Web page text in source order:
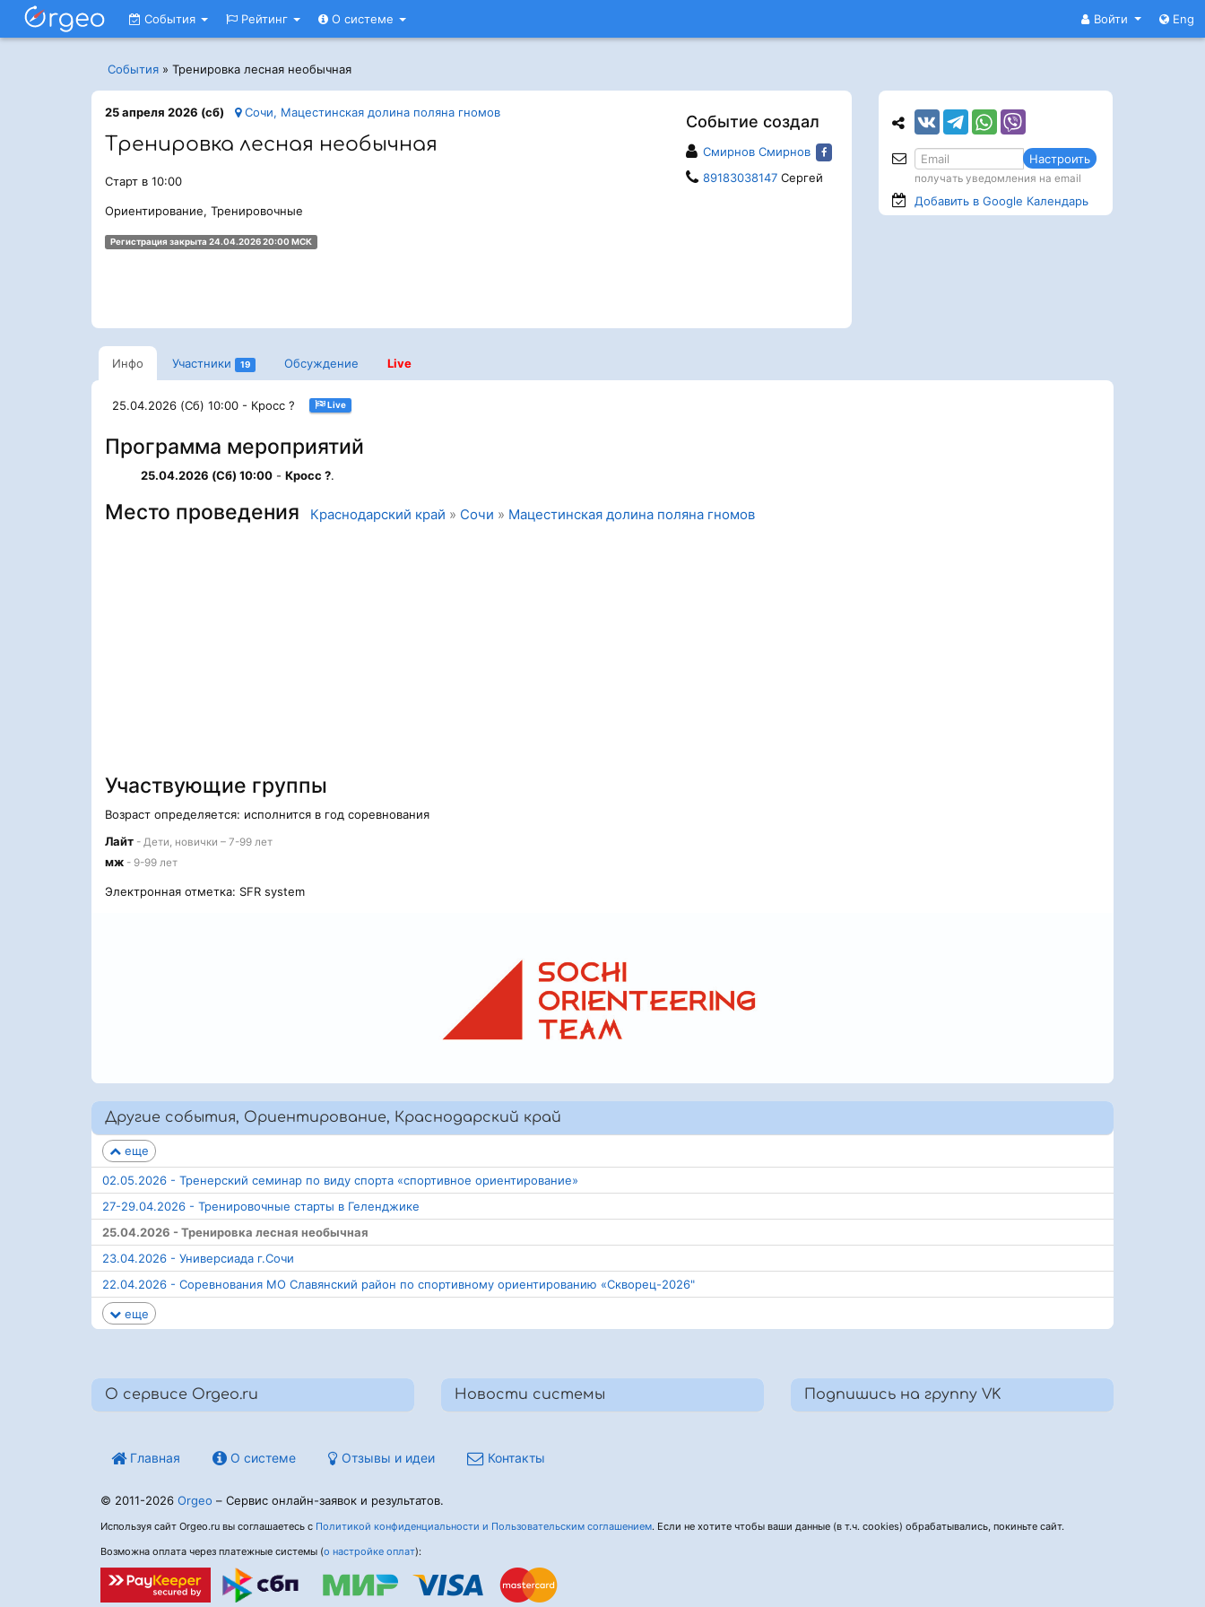
Войти Eng
События Рейтинг О системе
События » Тренировка лесная необычная
Событие создал
Смирнов Смирнов
89183038147Сергей
25 апреля 2026 (сб) Сочи, Мацестинская долина поляна гномов
Тренировка лесная необычная
Старт в 10:00
Ориентирование, Тренировочные
Регистрация закрыта 24.04.2026 20:00 МСК
Инфо Участники 19 Обсуждение Live
25.04.2026 (Сб) 10:00 - Кросс ? Live
Программа мероприятий
25.04.2026 (Сб) 10:00 - Кросс ?.
Место проведения Краснодарский край » Сочи » Мацестинская долина поляна гномов
Участвующие группы
Возраст определяется: исполнится в год соревнования
Лайт - Дети, новички – 7-99 лет
мж - 9-99 лет
Электронная отметка: SFR system
Другие события, Ориентирование, Краснодарский край
еще
02.05.2026 - Тренерский семинар по виду спорта «спортивное ориентирование»
27-29.04.2026 - Тренировочные старты в Геленджике
25.04.2026 - Тренировка лесная необычная
23.04.2026 - Универсиада г.Сочи
22.04.2026 - Соревнования МО Славянский район по спортивному ориентированию «Скворец-2026"
еще
Настроить
получать уведомления на email
Добавить в Google Календарь
О сервисе Orgeo.ru Новости системы Подпишись на группу VK
Главная О системе Отзывы и идеи Контакты
© 2011-2026 Orgeo – Сервис онлайн-заявок и результатов.
Используя сайт Orgeo.ru вы соглашаетесь с Политикой конфиденциальности и Пользовательским соглашением. Если не хотите чтобы ваши данные (в т.ч. cookies) обрабатывались, покиньте сайт.
Возможна оплата через платежные системы (о настройке оплат):